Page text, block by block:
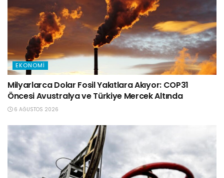
EKONOMI
Milyarlarca Dolar Fosil Yakıtlara Akıyor: COP31
Öncesi Avustralya ve Türkiye Mercek Altında
6 AĞUSTOS 2026